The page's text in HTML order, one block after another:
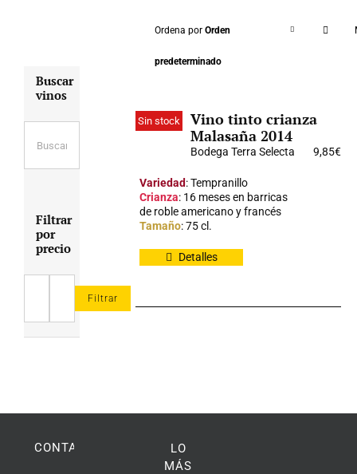
Ordena por Orden
predeterminado
Sin stock
Vino tinto crianza
Malasaña 2014
Bodega Terra Selecta 9,85€
Variedad: Tempranillo
Crianza: 16 meses en barricas
de roble americano y francés
Tamaño: 75 cl.
Detalles
Buscar
vinos
Filtrar
por
precio
mínimo
máximo
Filtrar
CONTACTO
LO
MÁS